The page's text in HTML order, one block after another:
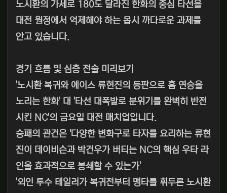
노시환의 가세로 180도 달라진 한화의 중심 타선을
대전 원정에서 억제해야 하는 몹시 까다로운 과제를
안고 있습니다.
경기 흐름 및 심층 전술 미리보기
'노시환 복귀와 에이스 류현진의 등판으로 홈 연승을
노리는 한화' 대 '타선 대폭발로 분위기를 완벽히 반전
시킨 NC'의 금요일 대전 매치업입니다.
승패의 관건은 '다양한 변화구로 타자를 요리하는 류현
진이 데이비슨과 박건우가 버티는 NC의 핵심 우타 라
인을 효과적으로 봉쇄할 수 있는가'
'외인 투수 테일러가 복귀전부터 맹타를 휘두른 노시환